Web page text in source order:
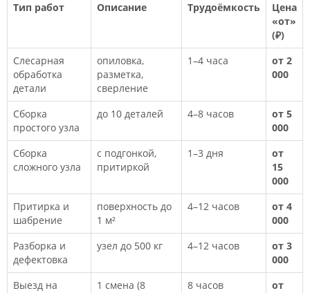
Тип работ Описание Трудоёмкость
Цена
«от»
(₽)
Слесарная
обработка
детали
опиловка,
разметка,
сверление
1–4 часа
от 2
000
Сборка
простого узла
до 10 деталей 4–8 часов
от 5
000
Сборка
сложного узла
с подгонкой,
притиркой
1–3 дня
от
15
000
Притирка и
шабрение
поверхность до
1 м²
4–12 часов
от 4
000
Разборка и
дефектовка
узел до 500 кг 4–12 часов
от 3
000
Выезд на
1 смена (8
8 часов
от